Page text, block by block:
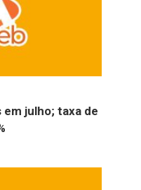
em julho; taxa de